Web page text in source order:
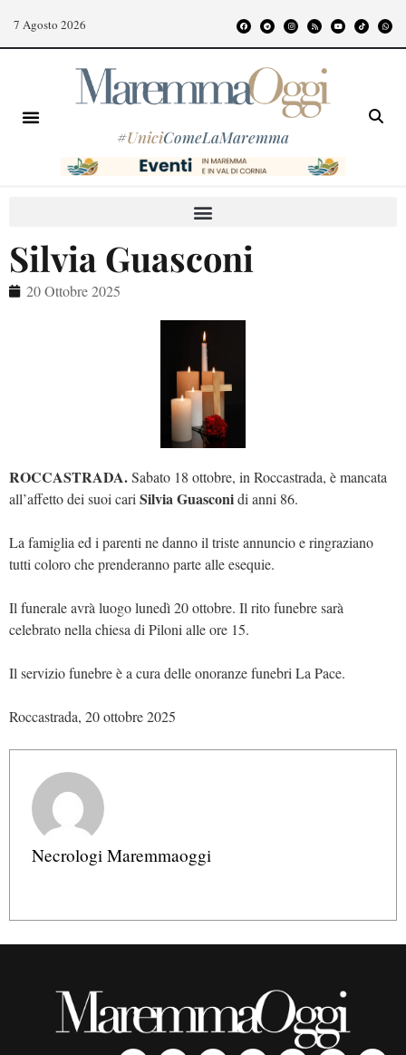
7 Agosto 2026
#UniciComeLaMaremma
Silvia Guasconi
20 Ottobre 2025
ROCCASTRADA.Sabato 18 ottobre, in Roccastrada, è mancata
all’affetto dei suoi cariSilvia Guasconidi anni 86.
La famiglia ed i parenti ne danno il triste annuncio e ringraziano
tutti coloro che prenderanno parte alle esequie.
Il funerale avrà luogo lunedì 20 ottobre. Il rito funebre sarà
celebrato nella chiesa di Piloni alle ore 15.
Il servizio funebre è a cura delle onoranze funebri La Pace.
Roccastrada, 20 ottobre 2025
Necrologi Maremmaoggi